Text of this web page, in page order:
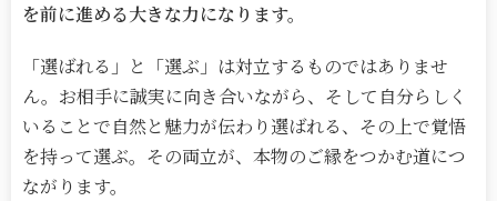
を前に進める大きな力になります。
「選ばれる」と「選ぶ」は対立するものではありませ
ん。お相手に誠実に向き合いながら、そして自分らしく
いることで自然と魅力が伝わり選ばれる、その上で覚悟
を持って選ぶ。その両立が、本物のご縁をつかむ道につ
ながります。